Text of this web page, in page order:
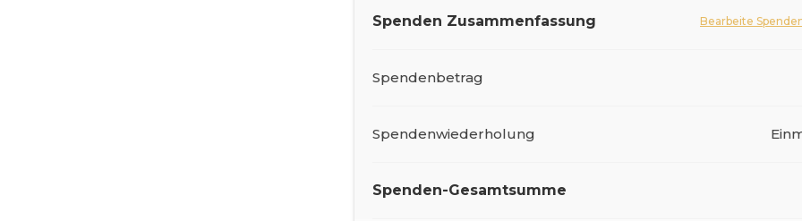
Spenden Zusammenfassung Bearbeite
Spendenbetrag
Spendenwiederholung
Spenden-Gesamtsumme